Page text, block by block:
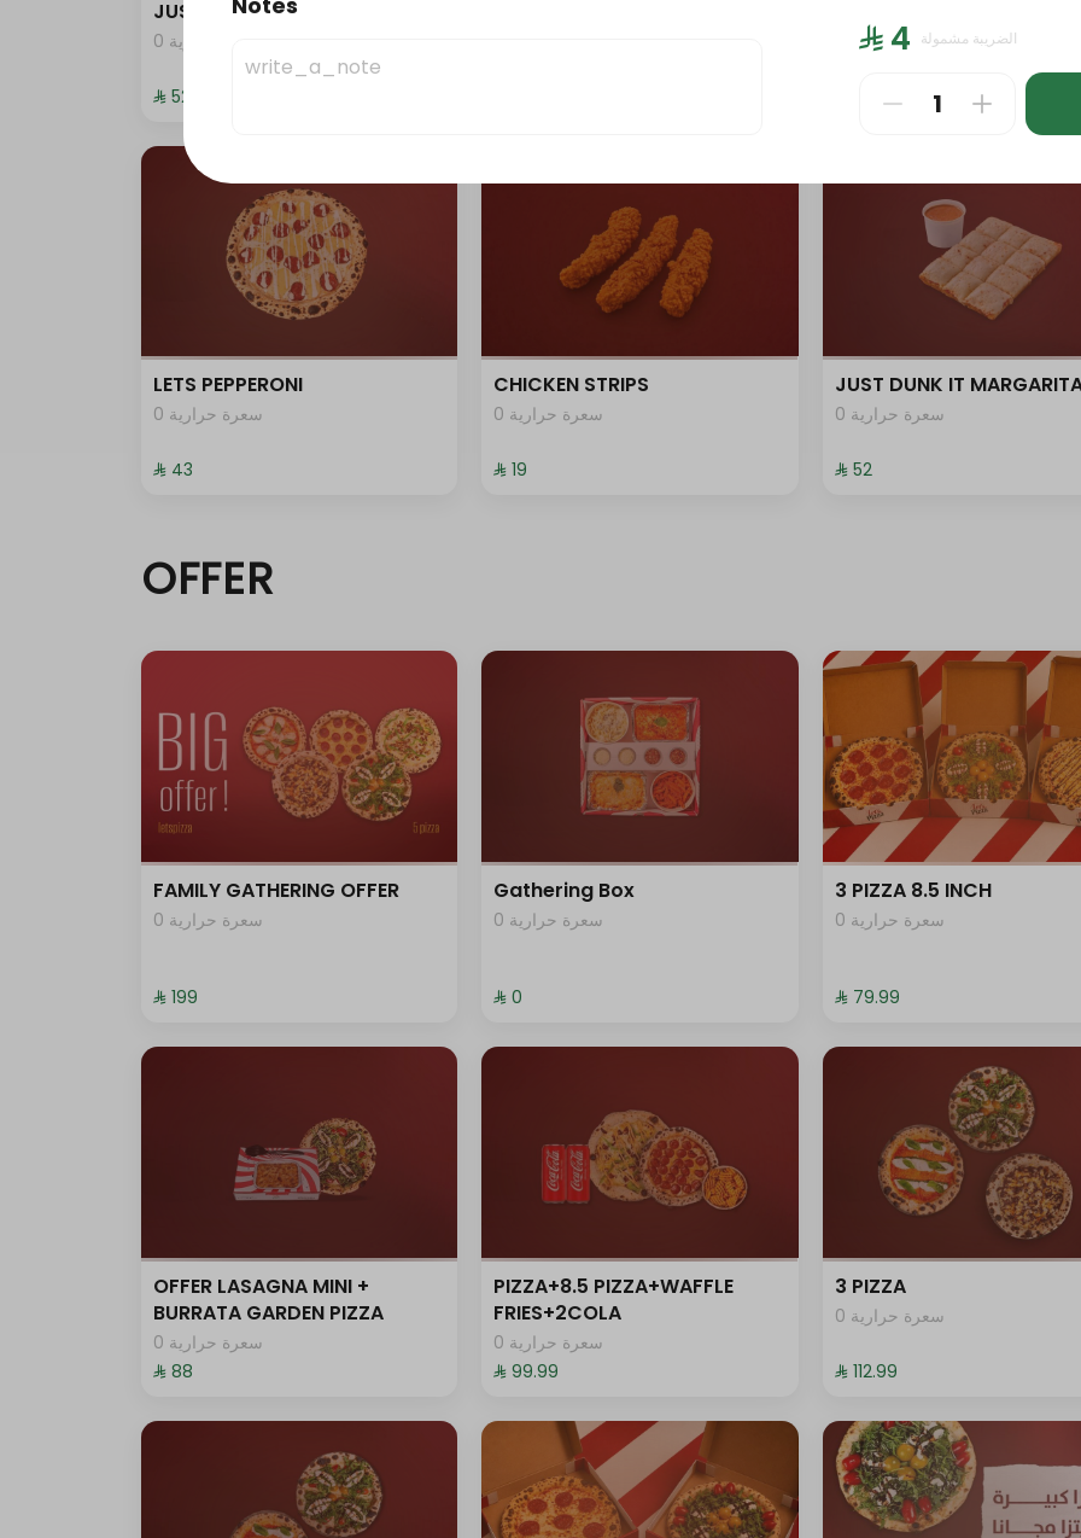
JUST DUNK IT PEPPERONI
0 سعرة حرارية
⁨⁦‪‬ 52⁩
0 سعرة حرارية
LETS PEPPERONI
0 سعرة حرارية
⁨⁦‪‬ 43⁩
CHICKEN STRIPS
0 سعرة حرارية
⁨⁦‪‬ 19⁩
JUST DUNK IT
0 سعرة حرارية
⁨⁦‪‬ 52⁩
OFFER
FAMILY GATHERING OFFER
0 سعرة حرارية
⁨⁦‪‬ 199⁩
Gathering Box
0 سعرة حرارية
⁨⁦‪‬ 0⁩
3 PIZZA 8.5 INCH
0 سعرة حرارية
⁨⁦‪‬ 79.99⁩
OFFER LASAGNA MINI +
BURRATA GARDEN PIZZA
0 سعرة حرارية
⁨⁦‪‬ 88⁩
PIZZA+8.5 PIZZA+WAFFLE
FRIES+2COLA
0 سعرة حرارية
⁨⁦‪‬ 99.99⁩
3 PIZZA
0 سعرة حرارية
⁨⁦‪‬ 112.99⁩
⁨⁦‪‬ 4⁩ الضريبة مشمولة